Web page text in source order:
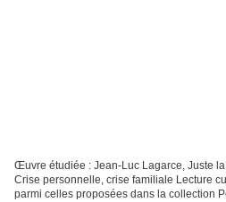
Œuvre étudiée : Jean-Luc Lagarce, Juste
Crise personnelle, crise familiale Lecture
parmi celles proposées dans la collection